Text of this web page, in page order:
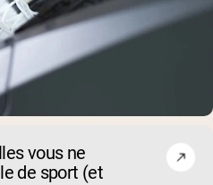
vous ne
de sport (et